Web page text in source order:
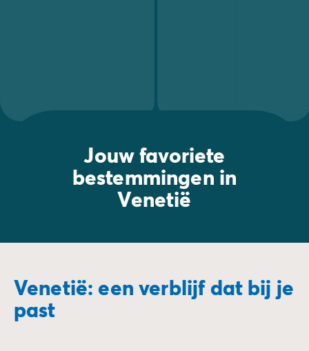
Jouw favoriete
bestemmingen in
Venetië
Venetië: een verblijf dat bij je
past